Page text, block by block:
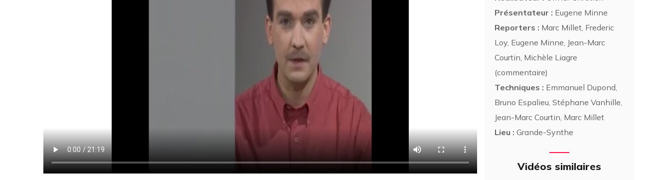
Présentateur : Eugene Minne
Reporters : Marc Millet, Frederic
Loy, Eugene Minne, Jean-Marc
Courtin, Michèle Liagre
(commentaire)
Techniques : Emmanuel Dupond,
Bruno Espalieu, Stéphane Vanhille,
Jean-Marc Courtin, Marc Millet
Lieu : Grande-Synthe
Vidéos similaires